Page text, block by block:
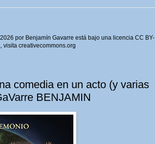
por Benjamín Gavarre está bajo una licencia CC BY-
visita creativecommons.org
comedia en un acto (y varias
BENJAMIN